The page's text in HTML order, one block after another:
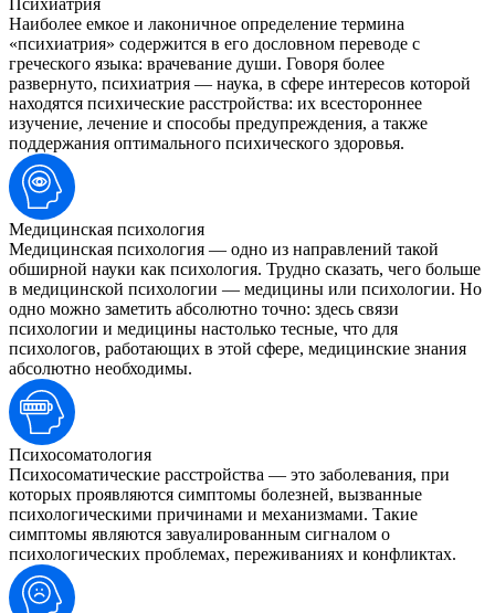
Психиатрия
Наиболее емкое и лаконичное определение термина
«психиатрия» содержится в его дословном переводе с
греческого языка: врачевание души. Говоря более
развернуто, психиатрия — наука, в сфере интересов которой
находятся психические расстройства: их всестороннее
изучение, лечение и способы предупреждения, а также
поддержания оптимального психического здоровья.
Медицинская психология
Медицинская психология — одно из направлений такой
обширной науки как психология. Трудно сказать, чего больше
в медицинской психологии — медицины или психологии. Но
одно можно заметить абсолютно точно: здесь связи
психологии и медицины настолько тесные, что для
психологов, работающих в этой сфере, медицинские знания
абсолютно необходимы.
Психосоматология
Психосоматические расстройства — это заболевания, при
которых проявляются симптомы болезней, вызванные
психологическими причинами и механизмами. Такие
симптомы являются завуалированным сигналом о
психологических проблемах, переживаниях и конфликтах.